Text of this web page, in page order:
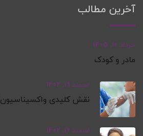
آخرین مطالب
خرداد 10, 1405
مادر و کودک
اسفند 19, 1402
نقش کلیدی واکسیناسیون HPV در پیشگیری
اسفند 16, 1402